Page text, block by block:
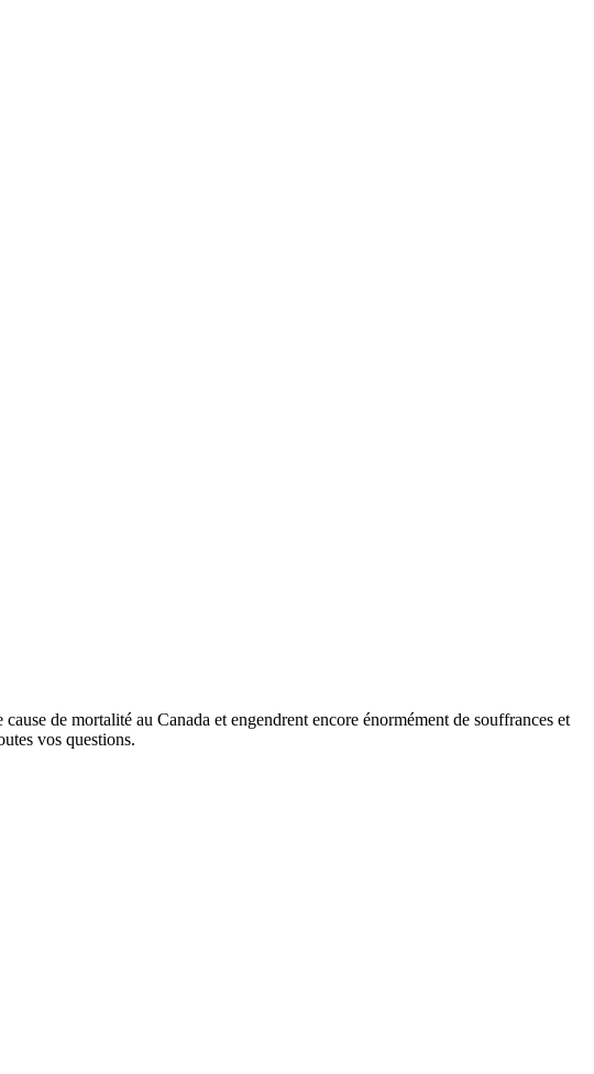
de mortalité au Canada et engendrent encore énormément de souffrances et
vos questions.